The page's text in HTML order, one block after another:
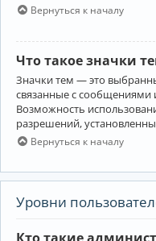
Вернуться к началу
Что такое значки
Значки тем — это
связанные с
Возможность
разрешений,
Вернуться к началу
Уровни
Кто такие